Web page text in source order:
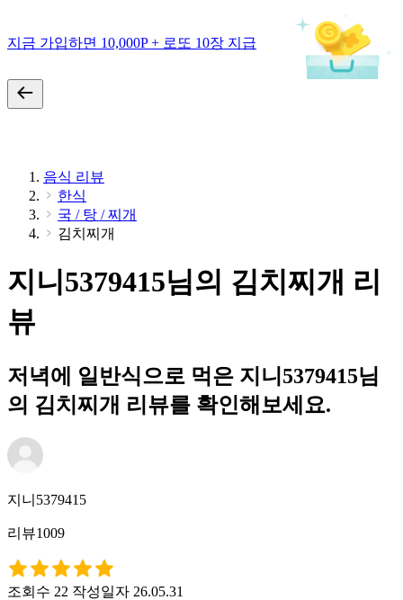
지금 가입하면 10,000P + 로또 10장 지급
음식 리뷰
한식
국 / 탕 / 찌개
김치찌개
지니5379415님의 김치찌개 리
뷰
저녁에 일반식으로 먹은 지니5379415님
의 김치찌개 리뷰를 확인해보세요.
지니5379415
리뷰1009
조회수 22 작성일자 26.05.31